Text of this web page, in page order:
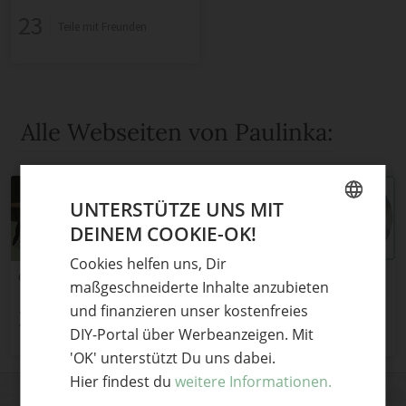
Alle Webseiten von Paulinka:
Teile mit Freunden
Nähkurse in Düsseldorf
8 Teile mit Freunden
UNTERSTÜTZE UNS MIT
DEINEM COOKIE-OK!
Cookies helfen uns, Dir
maßgeschneiderte Inhalte anzubieten
und finanzieren unser kostenfreies
DIY-Portal über Werbeanzeigen. Mit
'OK' unterstützt Du uns dabei.
Hier findest du weitere Informationen.